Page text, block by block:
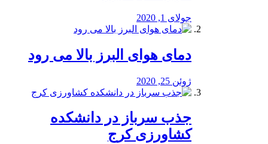
جولای 1, 2020
دمای هوای البرز بالا می رود
ژوئن 25, 2020
جذب سرباز در دانشکده
کشاورزی کرج